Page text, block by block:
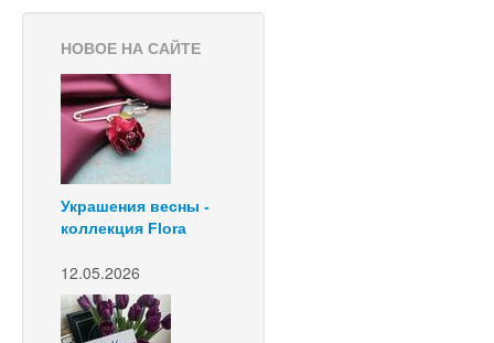
НОВОЕ НА САЙТЕ
Украшения весны -
коллекция Flora
12.05.2026